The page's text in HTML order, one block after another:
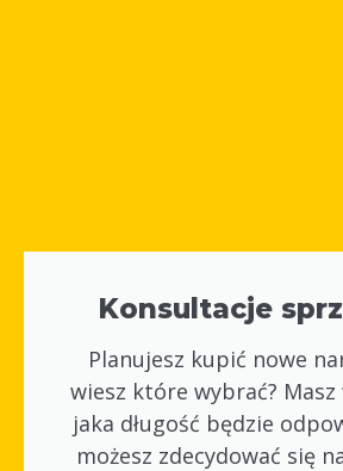
Konsultacje
Planujesz kupić nowe
wiesz które wybrać?
jaka długość będzie
możesz zdecydować się